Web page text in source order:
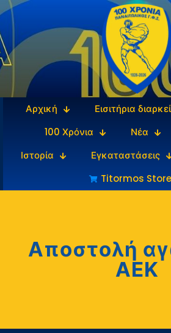
Αρχική
Εισιτήρια
100 Χρόνια
Νέα
Ιστορία
Εγκαταστάσεις
Titormos Store
Αποστολή
ΑΕΚ